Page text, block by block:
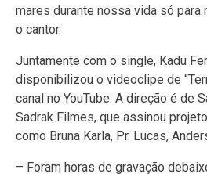
mares durante nossa vida só para
o cantor.
Juntamente com o single, Kadu
disponibilizou o videoclipe de
canal no YouTube. A direção é de
Sadrak Filmes, que assinou
como Bruna Karla, Pr. Lucas,
– Foram horas de gravação